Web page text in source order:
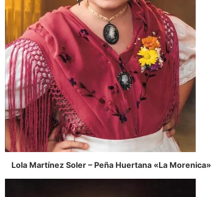
Lola Martínez Soler – Peña Huertana «La Morenica»